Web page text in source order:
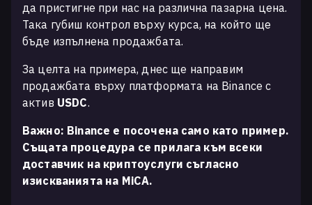
да пристигне при нас на различна пазарна цена.
Така губиш контрол върху курса, на който ще
бъде изпълнена продажбата.
За целта на примера, днес ще направим
продажбата върху платформата на Binance с
актив USDC.
Важно: Binance е посочена само като пример.
Същата процедура се прилага към всеки
доставчик на криптоуслуги съгласно
изискванията на MiCA.